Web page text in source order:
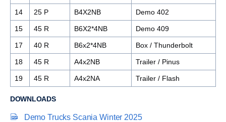
14 25 P B4X2NB Demo 402
15 45 R B6X2*4NB Demo 409
17 40 R B6x2*4NB Box / Thunderbolt
18 45 R A4x2NB Trailer / Pinus
19 45 R A4x2NA Trailer / Flash
DOWNLOADS
Demo Trucks Scania Winter 2025